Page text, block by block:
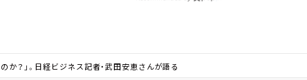
？」。日経ビジネス記者・武田安恵さんが語る